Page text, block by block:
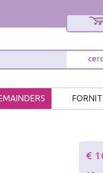
€
Interessato ai